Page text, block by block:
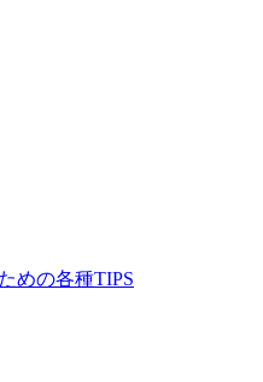
めの各種TIPS